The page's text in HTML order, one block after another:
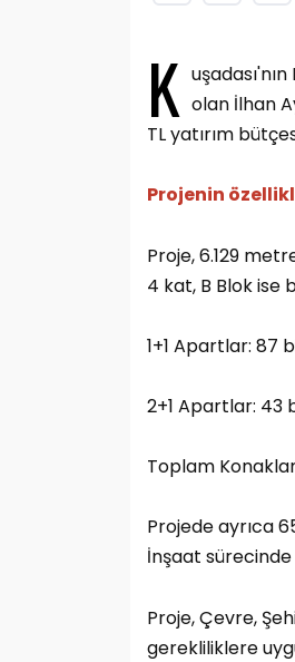
K olan İlhan
TL yatırım
Projenin
Proje, 6.129
4 kat, B Blok ise
1+1 Apartlar: 87
2+1 Apartlar: 43
Toplam
Projede ayrıca
İnşaat
Proje, Çevre,
gerekliliklere